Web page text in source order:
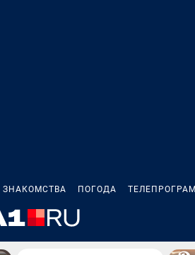
ЗНАКОМСТВА ПОГОДА